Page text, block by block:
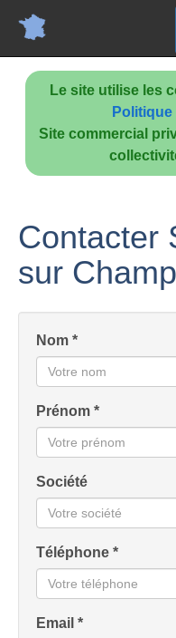
Le site utilise les
Site commercial
Contacter
sur
Nom *
Prénom *
Société
Téléphone *
Email *